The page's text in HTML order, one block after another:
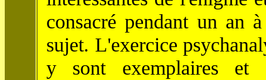
consacré pendant un an
sujet. L'exercice
y sont exemplaires et